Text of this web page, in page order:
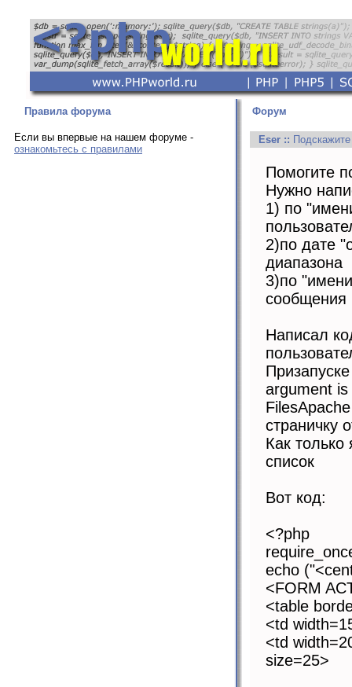
Правила форума
Если вы впервые на нашем форуме -
ознакомьтесь с правилами
Форум
Eser :: Подскажите
Помогите
Нужно
1) по
2)по дате
диапазона
3)по
сообщения
Написал
argument
страничку
Как
список
Вот код:
<?php
echo
<FORM
<table
<td
<td
size=25>